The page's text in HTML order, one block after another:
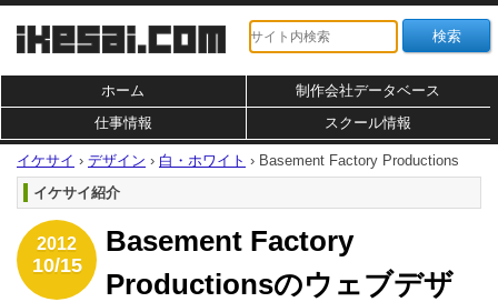
ホーム
制作会社データベース
仕事情報
スクール情報
イケサイ › デザイン › 白・ホワイト › Basement Factory Productions
イケサイ紹介
2012
10/15
Basement Factory
Productionsのウェブデザ